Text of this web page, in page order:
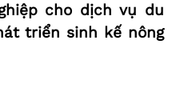
cho dịch vụ du
triển sinh kế nông